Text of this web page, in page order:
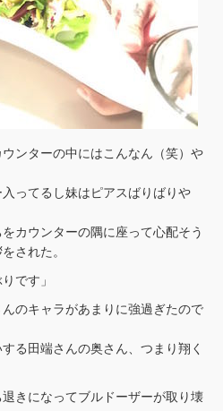
ンターの中にはこんなん（笑）や
ってるし妹はピアスばりばりや
カウンターの隅に座って心配そう
された。
です」
のキャラがあまりに強過ぎたので
る田端さんの奥さん、つまり翔く
きになってブルドーザーが取り壊